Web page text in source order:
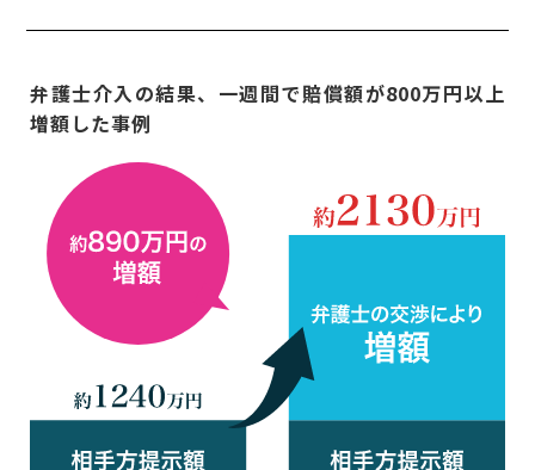
弁護士介入の結果、一週間で賠償額が800万円以上
増額した事例